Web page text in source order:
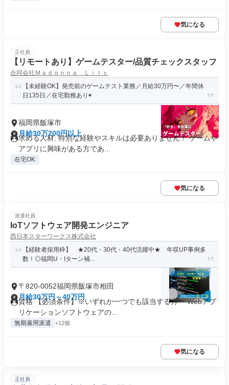
気になる
正社員
【リモートあり】ゲームテスター/品質チェックスタッフ
合同会社Ｍａｄｏｎｎａ Ｌｉｌｙ
【未経験OK】発売前のゲームテスト業務／月給30万円〜／年間休
日135日／在宅勤務あり◉
福岡県飯塚市
月給30万200円以上
求める人材: 特別な経験やスキルは必要ありません！ ゲームや
アプリに興味がある方であ...
在宅OK
気になる
派遣社員
IoTソフトウェア開発エンジニア
西日本スターワークス株式会社
【経験者採用枠】 ★20代・30代・40代活躍中★ 年収UP事例多
数！◎福岡U・Iターン補...
〒820-0052福岡県飯塚市相田
月給30万円～40万円
資格 【必須条件】※いずれか一つでも該当する方 ・Webアプ
リケーションソフトウェアの...
無期雇用派遣 +12個
気になる
正社員